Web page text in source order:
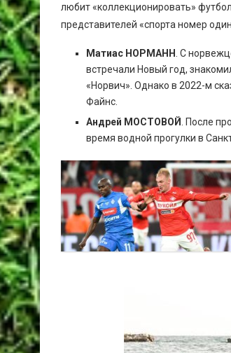
любит «коллекционировать»
представителей «спорта номер
Матиас НОРМАНН . С
встречали Новый год,
«Норвич». Однако в 2022-м
Файнс.
Андрей МОСТОВОЙ
. После
время водной прогулки в